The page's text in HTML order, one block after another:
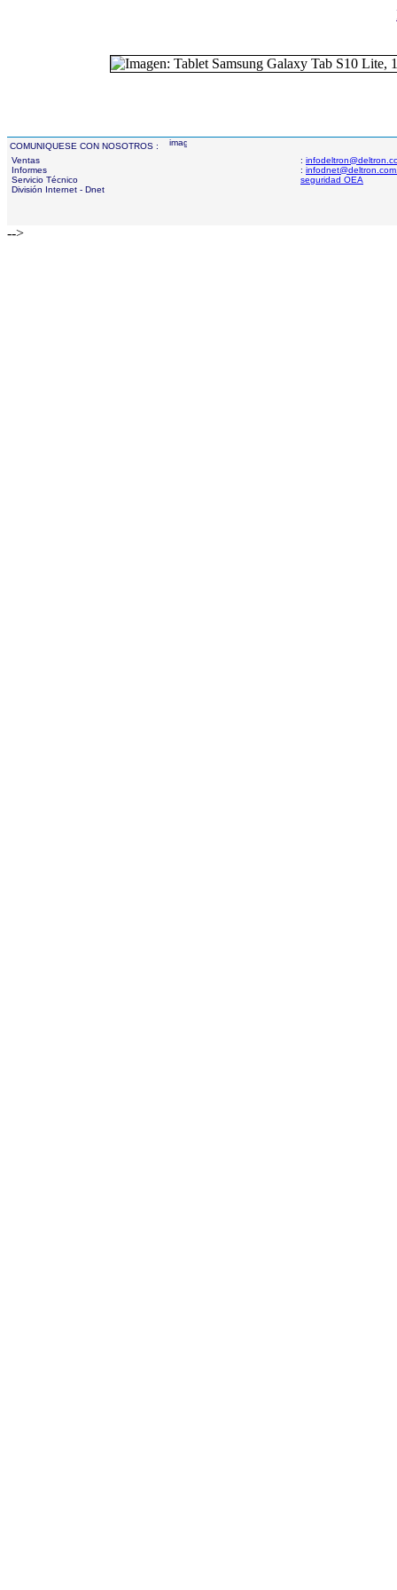
COMUNIQUESE CON NOSOTROS :
Ventas
Informes
Servicio Técnico
División Internet - Dnet
:
:
seguridad OEA
-->